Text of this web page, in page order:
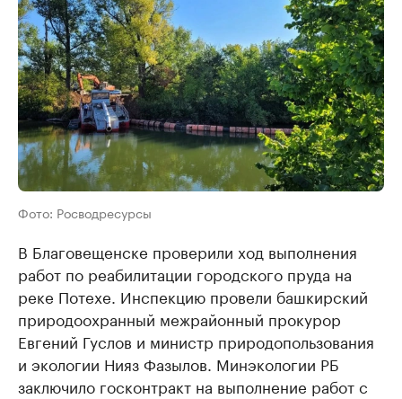
Фото: Росводресурсы
В Благовещенске проверили ход выполнения
работ по реабилитации городского пруда на
реке Потехе. Инспекцию провели башкирский
природоохранный межрайонный прокурор
Евгений Гуслов и министр природопользования
и экологии Нияз Фазылов. Минэкологии РБ
заключило госконтракт на выполнение работ с